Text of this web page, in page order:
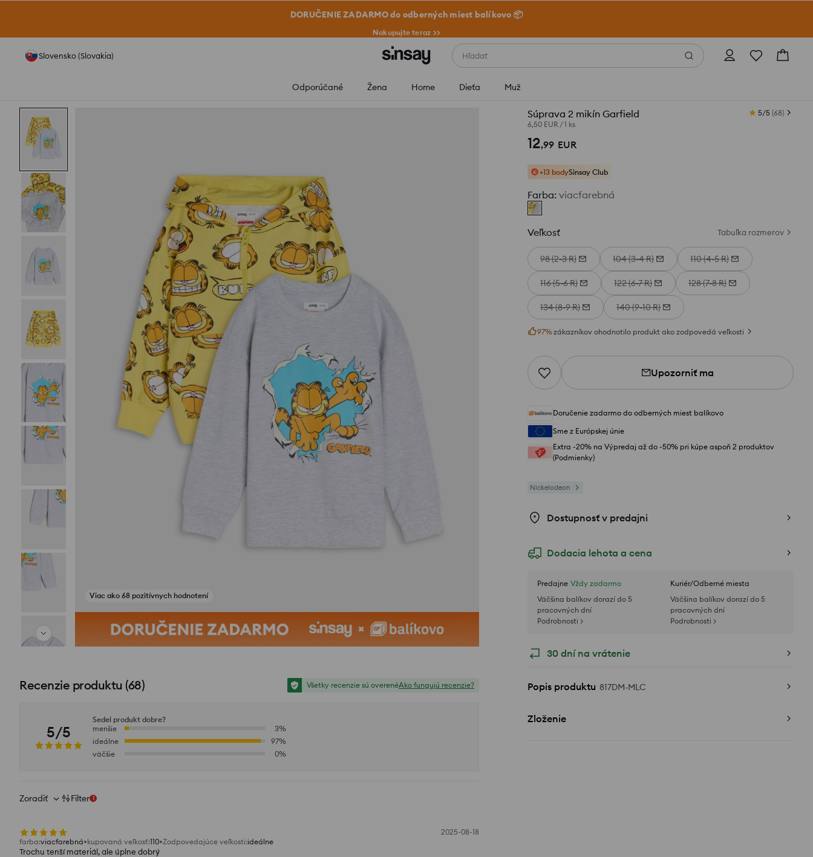
DORUČENIE ZADARMO do odberných miest balíkovo 📦
Nakupujte teraz >>
Slovensko (Slovakia) Hľadať
Odporúčané Žena Home Dieťa Muž
Súprava 2 mikín Garfield
6,50 EUR /1 ks
5/5 (68)
12,99 EUR
+13 bodySinsay Club
Farba: viacfarebná
Veľkosť Tabuľka rozmerov
98 (2-3 R) 104 (3-4 R) 110 (4-5 R)
116 (5-6 R) 122 (6-7 R) 128 (7-8 R)
134 (8-9 R) 140 (9-10 R)
97%zákazníkov ohodnotilo produkt ako zodpovedá veľkosti
Upozorniť ma
Doručenie zadarmo do odberných miest balíkovo
Sme z Európskej únie
Extra -20% na Výpredaj až do -50% pri kúpe aspoň 2 produktov
(Podmienky)
Nickelodeon
Dostupnosť v predajni
Dodacia lehota a cena
Predajne Vždy zadarmo
Väčšina balíkov dorazí do 5
pracovných dní
Podrobnosti >
Kuriér/Odberné miesta
Väčšina balíkov dorazí do 5
pracovných dní
Podrobnosti >
30 dní na vrátenie
Popis produktu 817DM-MLC
Zloženie
Viac ako 68 pozitívnych hodnotení
Zobraziť fotografie z recenzií
Recenzie produktu (68) Všetky recenzie sú overenéAko fungujú recenzie?
5/5
Sedel produkt dobre?
menšie
3%
ideálne
97%
väčšie
0%
Zoradiť Filter 1
2025-08-18
farba:viacfarebná kupovaná veľkosť:110 Zodpovedajúce veľkosti:ideálne
Trochu tenší materiál, ale úplne dobrý